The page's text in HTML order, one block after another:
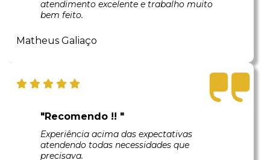
atendimento excelente e trabalho muito
bem feito.
Matheus Galiaço
"Recomendo !! "
Experiência acima das expectativas
atendendo todas necessidades que
precisava.